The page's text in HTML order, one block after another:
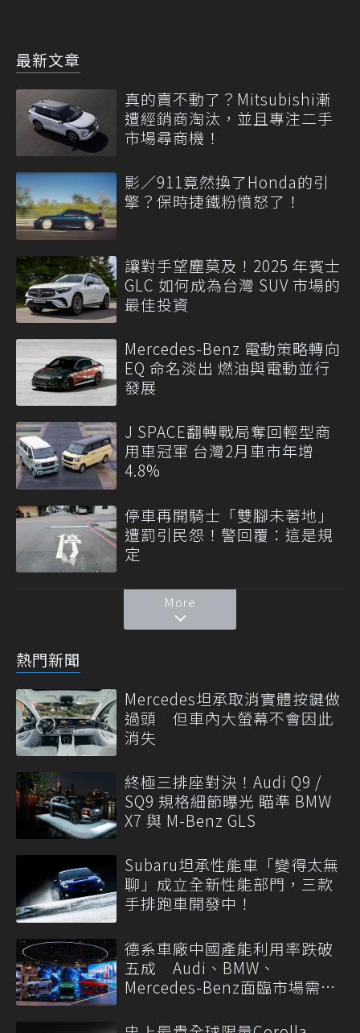
最新文章
真的賣不動了？Mitsubishi漸
遭經銷商淘汰，並且專注二手
市場尋商機！
影／911竟然換了Honda的引
擎？保時捷鐵粉憤怒了！
讓對手望塵莫及！2025 年賓士
GLC 如何成為台灣 SUV 市場的
最佳投資
Mercedes-Benz 電動策略轉向
EQ 命名淡出 燃油與電動並行
發展
J SPACE翻轉戰局奪回輕型商
用車冠軍 台灣2月車市年增
4.8%
停車再開騎士「雙腳未著地」
遭罰引民怨！警回覆：這是規
定
More
熱門新聞
Mercedes坦承取消實體按鍵做
過頭 但車內大螢幕不會因此
消失
終極三排座對決！Audi Q9 /
SQ9 規格細節曝光 瞄準 BMW
X7 與 M-Benz GLS
Subaru坦承性能車「變得太無
聊」成立全新性能部門，三款
手排跑車開發中！
德系車廠中國產能利用率跌破
五成 Audi、BMW、
Mercedes-Benz面臨市場需求